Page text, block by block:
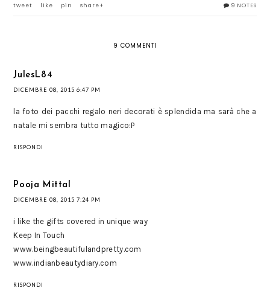
9 NOTES
tweet like pin share+
9 COMMENTI
JulesL84
DICEMBRE 08, 2015 6:47 PM
la foto dei pacchi regalo neri decorati è splendida ma sarà che a
natale mi sembra tutto magico:P
RISPONDI
Pooja Mittal
DICEMBRE 08, 2015 7:24 PM
i like the gifts covered in unique way
Keep In Touch
www.beingbeautifulandpretty.com
www.indianbeautydiary.com
RISPONDI